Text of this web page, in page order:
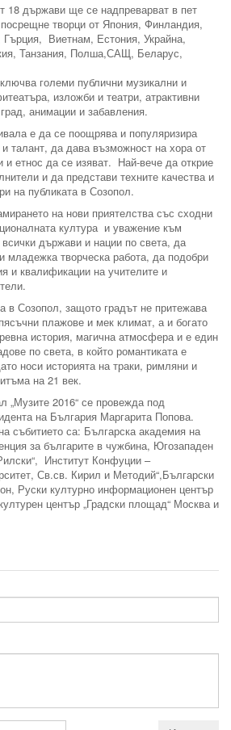
18 държави ще се надпреварват в пет
творци от Япония, Финландия,
Виетнам, Естония, Украйна,
Танзания, Полша,САЩ, Беларус,
големи публични музикални и
изложби и театри, атрактивни
анимации и забавления.
е да се поощрява и популяризира
талант, да дава възможност на хора от
и етнос да се изяват. Най-вече да открие
и да представи техните качества и
на публиката в Созопол.
на нови приятелства със сходни
култура и уважение към
държави и нации по света, да
младежка творческа работа, да подобри
и квалификации на учителите и
в Созопол, защото градът не притежава
плажове и мек климат, а и богато
история, магична атмосфера и е един
по света, в който романтиката е
носи историята на траки, римляни и
на 21 век.
„Музите 2016“ се провежда под
на България Маргарита Попова.
събитието са: Българска академия на
за българите в чужбина, Югозападен
Институт Конфуции –
Св.св. Кирил и Методий“,Български
Руски културно информационен център
център „Градски площад“ Москва и